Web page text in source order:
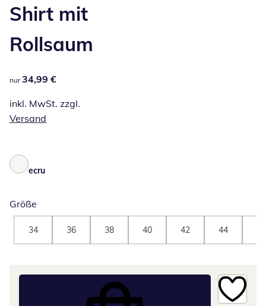
Shirt mit
Rollsaum
34,99 €
nur 34,99 €
inkl. MwSt. zzgl.
Versand
ecru
Größe
34 36 38 40 42 44